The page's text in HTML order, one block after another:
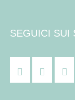
SEGUICI SUI